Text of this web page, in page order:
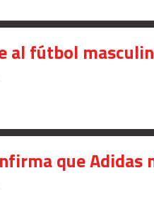
al fútbol
que Adidas